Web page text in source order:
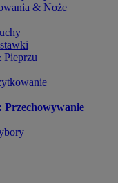
& Noże
Przechowywanie